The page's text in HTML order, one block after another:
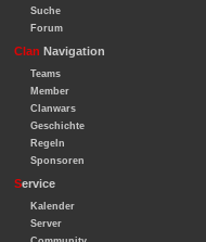
Suche
Forum
Clan Navigation
Teams
Member
Clanwars
Geschichte
Regeln
Sponsoren
Service
Kalender
Server